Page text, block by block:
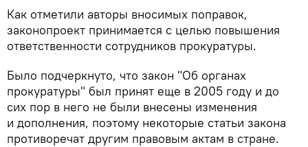
Как отметили авторы вносимых поправок,
законопроект принимается с целью повышения
ответственности сотрудников прокуратуры.
Было подчеркнуто, что закон "Об органах
прокуратуры" был принят еще в 2005 году и до
сих пор в него не были внесены изменения
и дополнения, поэтому некоторые статьи закона
противоречат другим правовым актам в стране.